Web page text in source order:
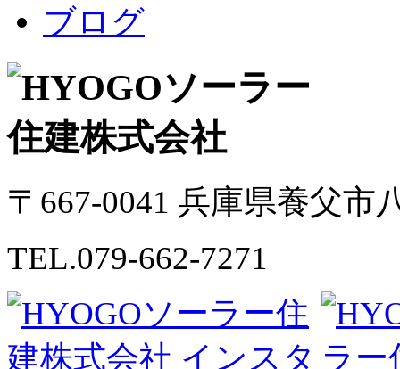
ブログ
〒667-0041 兵庫県養父市
TEL.079-662-7271